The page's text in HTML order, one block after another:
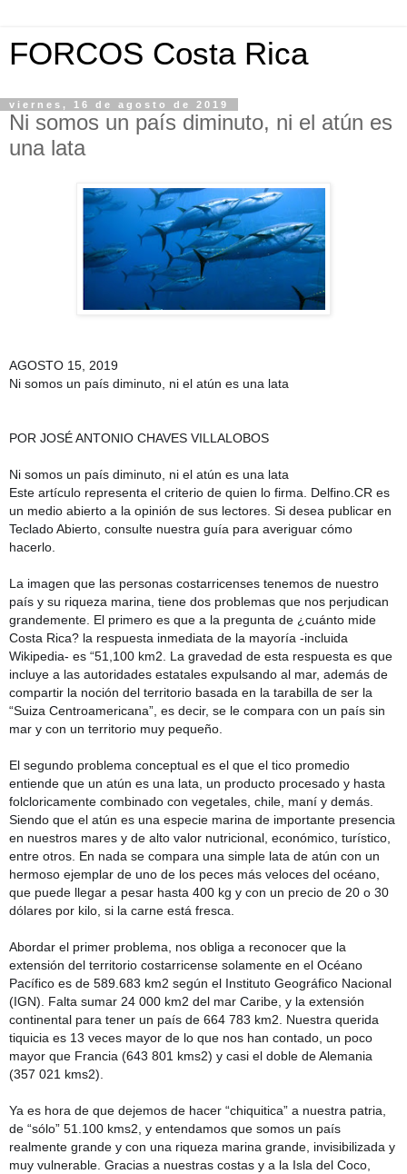
FORCOS Costa Rica
viernes, 16 de agosto de 2019
Ni somos un país diminuto, ni el atún es
una lata
AGOSTO 15, 2019
Ni somos un país diminuto, ni el atún es una lata
POR JOSÉ ANTONIO CHAVES VILLALOBOS
Ni somos un país diminuto, ni el atún es una lata
Este artículo representa el criterio de quien lo firma. Delfino.CR es
un medio abierto a la opinión de sus lectores. Si desea publicar en
Teclado Abierto, consulte nuestra guía para averiguar cómo
hacerlo.
La imagen que las personas costarricenses tenemos de nuestro
país y su riqueza marina, tiene dos problemas que nos perjudican
grandemente. El primero es que a la pregunta de ¿cuánto mide
Costa Rica? la respuesta inmediata de la mayoría -incluida
Wikipedia- es “51,100 km2. La gravedad de esta respuesta es que
incluye a las autoridades estatales expulsando al mar, además de
compartir la noción del territorio basada en la tarabilla de ser la
“Suiza Centroamericana”, es decir, se le compara con un país sin
mar y con un territorio muy pequeño.
El segundo problema conceptual es el que el tico promedio
entiende que un atún es una lata, un producto procesado y hasta
folcloricamente combinado con vegetales, chile, maní y demás.
Siendo que el atún es una especie marina de importante presencia
en nuestros mares y de alto valor nutricional, económico, turístico,
entre otros. En nada se compara una simple lata de atún con un
hermoso ejemplar de uno de los peces más veloces del océano,
que puede llegar a pesar hasta 400 kg y con un precio de 20 o 30
dólares por kilo, si la carne está fresca.
Abordar el primer problema, nos obliga a reconocer que la
extensión del territorio costarricense solamente en el Océano
Pacífico es de 589.683 km2 según el Instituto Geográfico Nacional
(IGN). Falta sumar 24 000 km2 del mar Caribe, y la extensión
continental para tener un país de 664 783 km2. Nuestra querida
tiquicia es 13 veces mayor de lo que nos han contado, un poco
mayor que Francia (643 801 kms2) y casi el doble de Alemania
(357 021 kms2).
Ya es hora de que dejemos de hacer “chiquitica” a nuestra patria,
de “sólo” 51.100 kms2, y entendamos que somos un país
realmente grande y con una riqueza marina grande, invisibilizada y
muy vulnerable. Gracias a nuestras costas y a la Isla del Coco,